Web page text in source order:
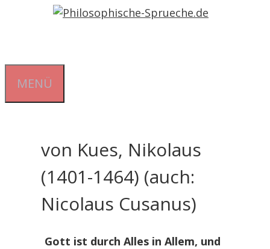
MENÜ
von Kues, Nikolaus
(1401-1464) (auch:
Nicolaus Cusanus)
Gott ist durch Alles in Allem, und